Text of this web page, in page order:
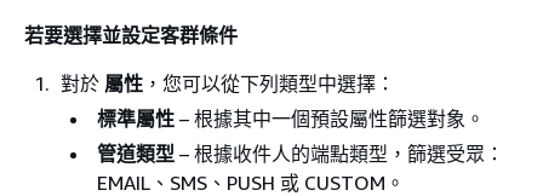
若要選擇並設定客群條件
對於 屬性 ，您可以從下列類型中選擇：
標準屬性 – 根據其中一個預設屬性篩選對象。
管道類型 – 根據收件人的端點類型，篩選受眾：
EMAIL、SMS、PUSH 或 CUSTOM。